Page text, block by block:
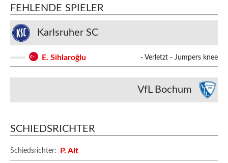
FEHLENDE SPIELER
Karlsruher SC
E. Sihlaroğlu - Verletzt - Jumpers knee
VfL Bochum
SCHIEDSRICHTER
Schiedsrichter: P. Alt